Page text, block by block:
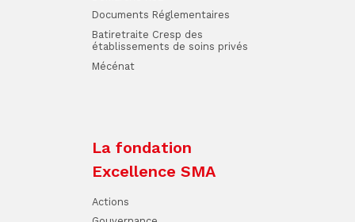
Documents Réglementaires
Batiretraite Cresp des
établissements de soins privés
Mécénat
La fondation
Excellence SMA
Actions